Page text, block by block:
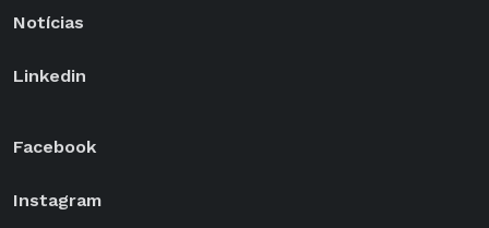
Notícias
Linkedin
Facebook
Instagram